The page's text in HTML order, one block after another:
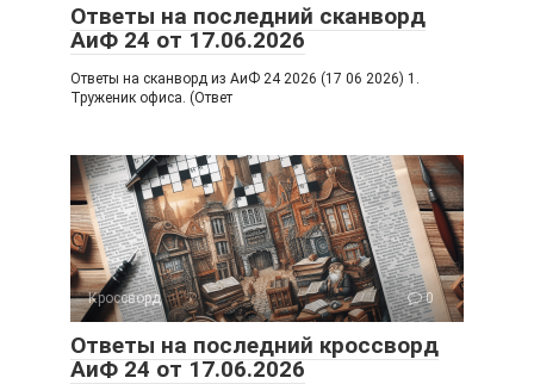
Ответы на последний сканворд
АиФ 24 от 17.06.2026
Ответы на сканворд из АиФ 24 2026 (17 06 2026) 1.
Труженик офиса. (Ответ
Кроссворд 0
Ответы на последний кроссворд
АиФ 24 от 17.06.2026